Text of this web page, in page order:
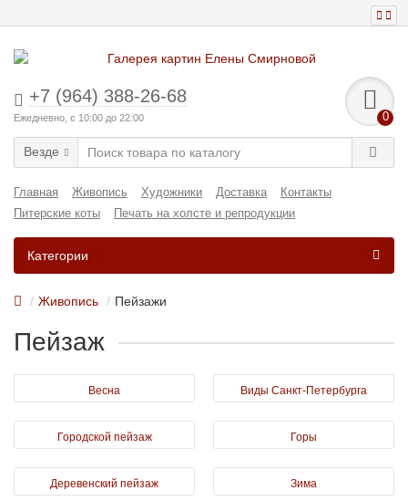
+7 (964) 388-26-68
Ежедневно, с 10:00 до 22:00 0
Везде
Главная Живопись Художники Доставка
Контакты
Питерские коты
Печать на холсте и репродукции
Категории
Живопись Пейзажи
Пейзаж
Весна Виды Санкт-Петербурга
Городской пейзаж Горы
Деревенский пейзаж Зима